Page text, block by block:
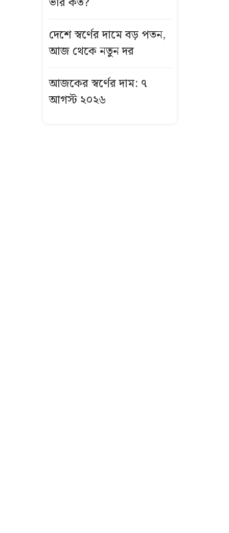
ইনফান্তিনোর
পথের কাঁটা কে
এই ৪৫ বছর
বয়সি নারী
দেশে স্বর্ণের দামে বড় পতন,
আজ থেকে নতুন দর
আজকের স্বর্ণের দাম: ৭
আগস্ট ২০২৬